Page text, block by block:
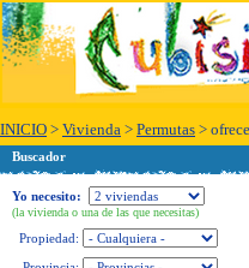
INICIO > Vivienda > Permutas >
Buscador
Yo necesito:
(la vivienda o una de las que necesitas)
Propiedad: